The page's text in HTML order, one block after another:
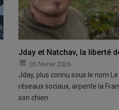
Jday et Natchav, la liberté
05 février 2026
Jday, plus connu sous le nom
réseaux sociaux, arpente la
son chien.